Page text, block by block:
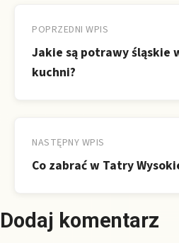
wpisu
POPRZEDNI WPIS
Jakie są potrawy śląskie
kuchni?
NASTĘPNY WPIS
Co zabrać w Tatry
Dodaj komentarz